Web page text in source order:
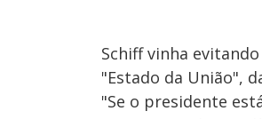
Schiff vinha
"Estado da União",
"Se o presidente